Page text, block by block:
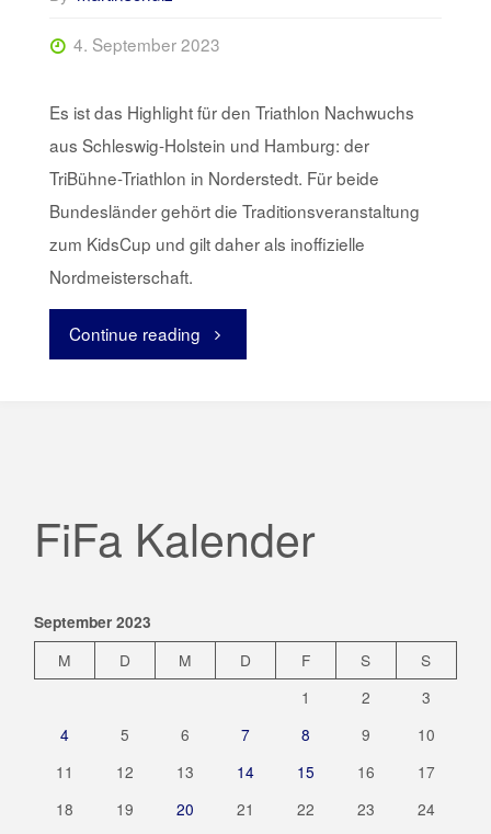
4. September 2023
Es ist das Highlight für den Triathlon Nachwuchs
aus Schleswig-Holstein und Hamburg: der
TriBühne-Triathlon in Norderstedt. Für beide
Bundesländer gehört die Traditionsveranstaltung
zum KidsCup und gilt daher als inoffizielle
Nordmeisterschaft.
Continue reading "Triathleten
Nordmeisterschaft"
FiFa Kalender
September 2023
M D M D F S
S
1
2
3
4
5 6 7 8 9
10
11
12 13 14 15 16
17
18
19 20 21 22 23
24